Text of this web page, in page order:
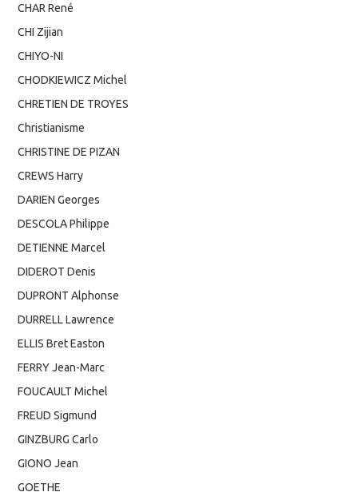
CHAR René
CHI Zijian
CHIYO-NI
CHODKIEWICZ Michel
CHRETIEN DE TROYES
Christianisme
CHRISTINE DE PIZAN
CREWS Harry
DARIEN Georges
DESCOLA Philippe
DETIENNE Marcel
DIDEROT Denis
DUPRONT Alphonse
DURRELL Lawrence
ELLIS Bret Easton
FERRY Jean-Marc
FOUCAULT Michel
FREUD Sigmund
GINZBURG Carlo
GIONO Jean
GOETHE